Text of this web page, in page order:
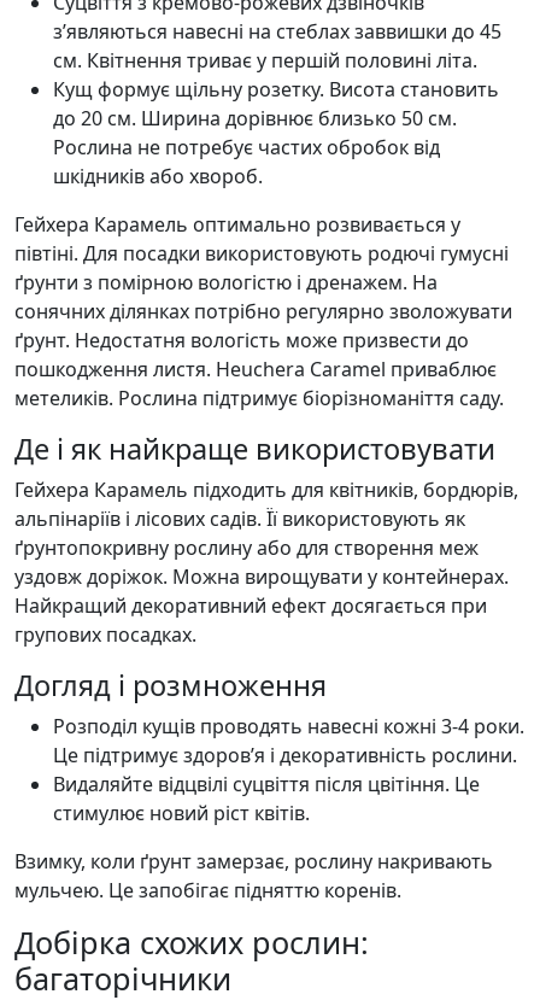
з’являються навесні на стеблах заввишки до 45
см. Квітнення триває у першій половині літа.
Кущ формує щільну розетку. Висота становить
до 20 см. Ширина дорівнює близько 50 см.
Рослина не потребує частих обробок від
шкідників або хвороб.
Гейхера Карамель оптимально розвивається у
півтіні. Для посадки використовують родючі гумусні
ґрунти з помірною вологістю і дренажем. На
сонячних ділянках потрібно регулярно зволожувати
ґрунт. Недостатня вологість може призвести до
пошкодження листя. Heuchera Caramel приваблює
метеликів. Рослина підтримує біорізноманіття саду.
Де і як найкраще використовувати
Гейхера Карамель підходить для квітників, бордюрів,
альпінаріїв і лісових садів. Її використовують як
ґрунтопокривну рослину або для створення меж
уздовж доріжок. Можна вирощувати у контейнерах.
Найкращий декоративний ефект досягається при
групових посадках.
Догляд і розмноження
Розподіл кущів проводять навесні кожні 3-4 роки.
Це підтримує здоров’я і декоративність рослини.
Видаляйте відцвілі суцвіття після цвітіння. Це
стимулює новий ріст квітів.
Взимку, коли ґрунт замерзає, рослину накривають
мульчею. Це запобігає підняттю коренів.
Добірка схожих рослин:
багаторічники